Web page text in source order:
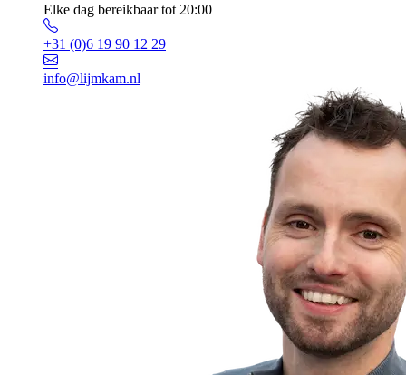
Elke dag bereikbaar tot 20:00
+31 (0)6 19 90 12 29
info@lijmkam.nl